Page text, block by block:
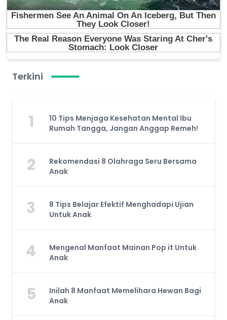
Terkini
1
10 Tips Menjaga Kesehatan Mental Ibu
Rumah Tangga, Jangan Anggap Remeh!
2
Rekomendasi 8 Olahraga Seru Bersama
Anak
3
8 Tips Belajar Efektif Menghadapi Ujian
Untuk Anak
4
Mengenal Manfaat Mainan Pop it Untuk
Anak
5
Inilah 8 Manfaat Memelihara Hewan Bagi
Anak